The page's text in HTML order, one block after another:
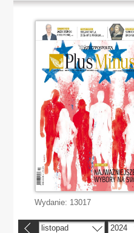
Wydanie: 13017
listopad 2024